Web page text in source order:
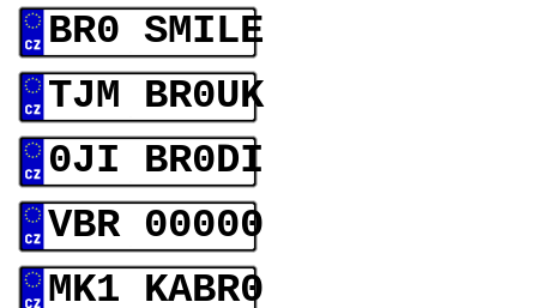
BR0 SMILE
TJM BR0UK
0JI BR0DI
VBR 00000
MK1 KABR0